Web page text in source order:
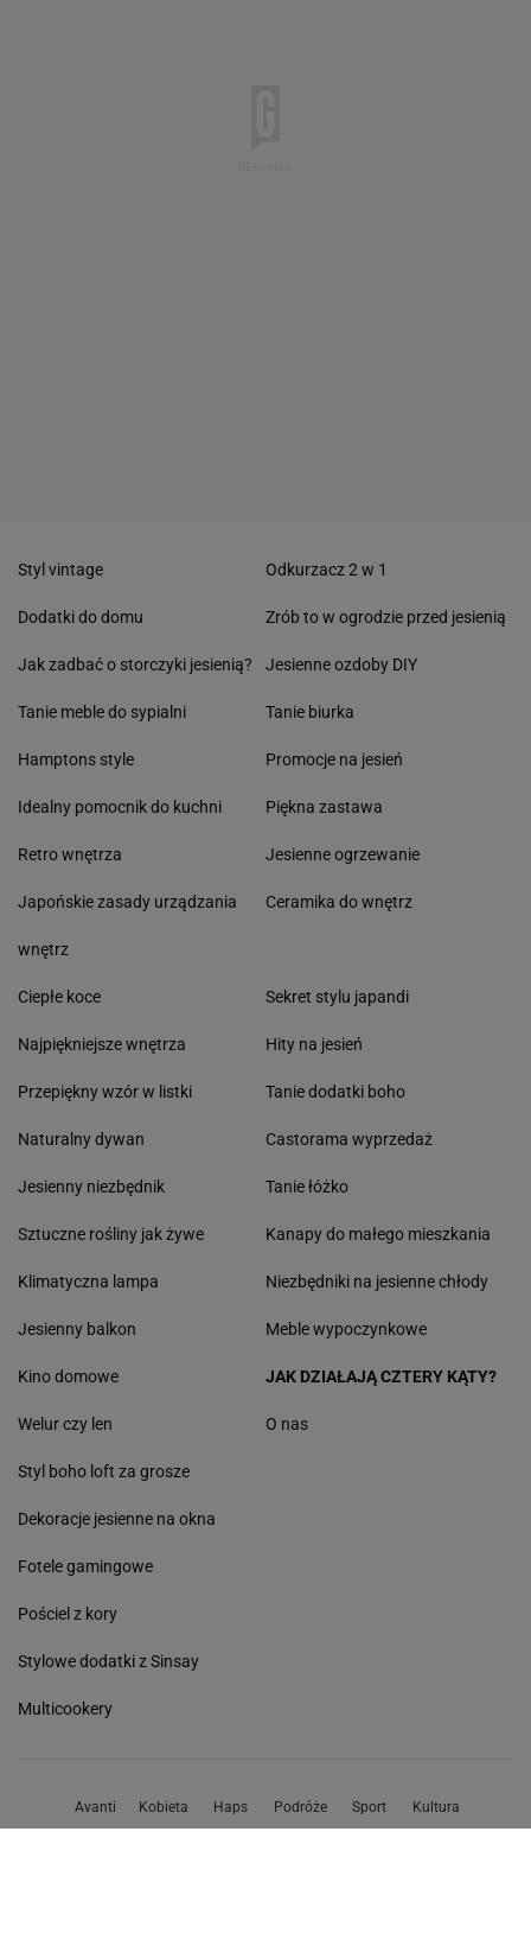
Styl vintage
Dodatki do domu
Jak zadbać o storczyki jesienią?
Tanie meble do sypialni
Hamptons style
Idealny pomocnik do kuchni
Retro wnętrza
Japońskie zasady urządzania
wnętrz
Odkurzacz 2 w 1
Zrób to w ogrodzie przed jesienią
Jesienne ozdoby DIY
Tanie biurka
Promocje na jesień
Piękna zastawa
Jesienne ogrzewanie
Ceramika do wnętrz
Ciepłe koce
Najpiękniejsze wnętrza
Przepiękny wzór w listki
Naturalny dywan
Jesienny niezbędnik
Sztuczne rośliny jak żywe
Klimatyczna lampa
Jesienny balkon
Sekret stylu japandi
Hity na jesień
Tanie dodatki boho
Castorama wyprzedaż
Tanie łóżko
Kanapy do małego mieszkania
Niezbędniki na jesienne chłody
Meble wypoczynkowe
Kino domowe
Welur czy len
Styl boho loft za grosze
Dekoracje jesienne na okna
Fotele gamingowe
Pościel z kory
Stylowe dodatki z Sinsay
Multicookery
JAK DZIAŁAJĄ CZTERY KĄTY?
O nas
Avanti Kobieta Haps Podróże Sport Kultura